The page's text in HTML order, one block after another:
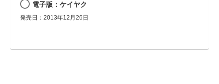
電子版：ケイヤク
発売日：2013年12月26日